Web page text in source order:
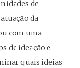
de
da
com uma
de ideação e
quais ideias